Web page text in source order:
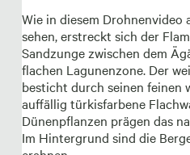
Wie in diesem Drohnenvideo
sehen, erstreckt sich der
Sandzunge zwischen dem
flachen Lagunenzone. Der
besticht durch seinen feinen
auffällig türkisfarbene
Dünenpflanzen prägen das
Im Hintergrund sind die